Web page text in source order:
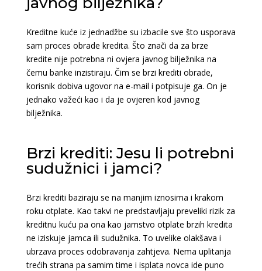
Kreditne kuće iz jednadžbe su izbacile sve što usporava
sam proces obrade kredita. Što znači da za brze
kredite nije potrebna ni ovjera javnog bilježnika na
čemu banke inzistiraju. Čim se brzi krediti obrade,
korisnik dobiva ugovor na e-mail i potpisuje ga. On je
jednako važeći kao i da je ovjeren kod javnog
bilježnika.
Brzi krediti: Jesu li potrebni
sudužnici i jamci?
Brzi krediti baziraju se na manjim iznosima i krakom
roku otplate. Kao takvi ne predstavljaju preveliki rizik za
kreditnu kuću pa ona kao jamstvo otplate brzih kredita
ne iziskuje jamca ili sudužnika. To uvelike olakšava i
ubrzava proces odobravanja zahtjeva. Nema uplitanja
trećih strana pa samim time i isplata novca ide puno